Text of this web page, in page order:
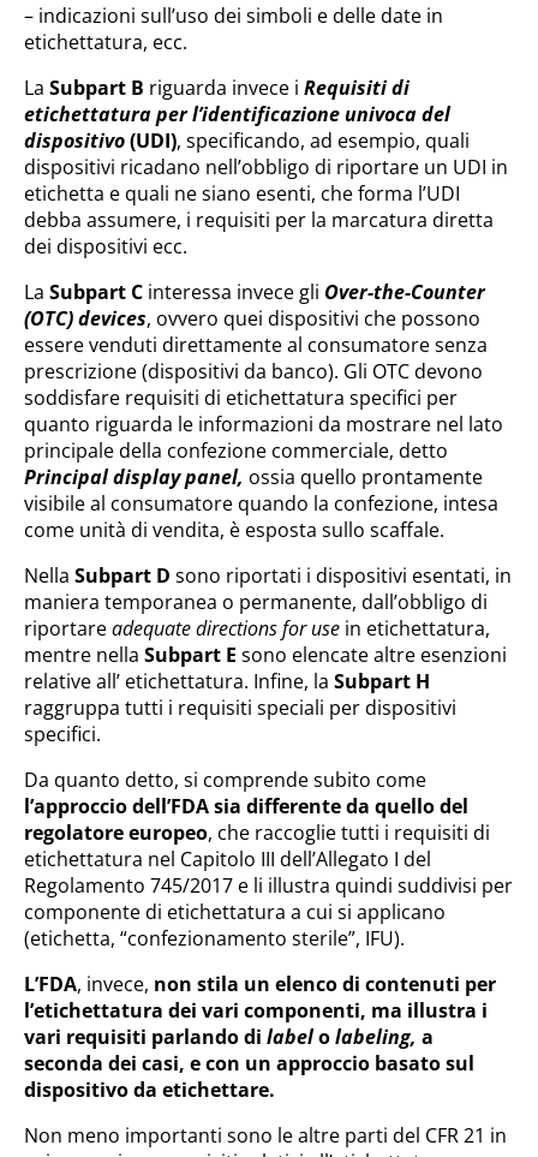
– indicazioni sull’uso dei simboli e delle date in
etichettatura, ecc.
La Subpart B riguarda invece i Requisiti di
etichettatura per l’identificazione univoca del
dispositivo(UDI), specificando, ad esempio, quali
dispositivi ricadano nell’obbligo di riportare un UDI in
etichetta e quali ne siano esenti, che forma l’UDI
debba assumere, i requisiti per la marcatura diretta
dei dispositivi ecc.
La Subpart C interessa invece gli Over-the-Counter
(OTC) devices, ovvero quei dispositivi che possono
essere venduti direttamente al consumatore senza
prescrizione (dispositivi da banco). Gli OTC devono
soddisfare requisiti di etichettatura specifici per
quanto riguarda le informazioni da mostrare nel lato
principale della confezione commerciale, detto
Principal display panel, ossia quello prontamente
visibile al consumatore quando la confezione, intesa
come unità di vendita, è esposta sullo scaffale.
Nella Subpart D sono riportati i dispositivi esentati, in
maniera temporanea o permanente, dall’obbligo di
riportareadequate directions for use in etichettatura,
mentre nella Subpart E sono elencate altre esenzioni
relative all’ etichettatura. Infine, la Subpart H
raggruppa tutti i requisiti speciali per dispositivi
specifici.
Da quanto detto, si comprende subito come
l’approccio dell’FDA sia differente da quello del
regolatore europeo, che raccoglie tutti i requisiti di
etichettatura nel Capitolo III dell’Allegato I del
Regolamento 745/2017 e li illustra quindi suddivisi per
componente di etichettatura a cui si applicano
(etichetta, “confezionamento sterile”, IFU).
L’FDA, invece, non stila un elenco di contenuti per
l’etichettatura dei vari componenti, ma illustra i
vari requisiti parlando di labelolabeling, a
seconda dei casi, e con un approccio basato sul
dispositivo da etichettare.
Non meno importanti sono le altre parti del CFR 21 in